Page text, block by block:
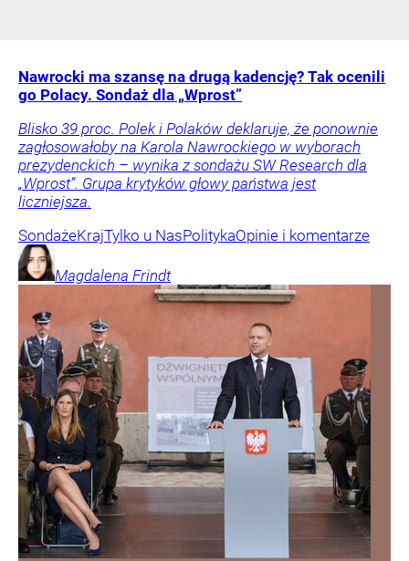
Nawrocki ma szansę na drugą kadencję? Tak ocenili
go Polacy. Sondaż dla „Wprost”
Blisko 39 proc. Polek i Polaków deklaruje, że ponownie
zagłosowałoby na Karola Nawrockiego w wyborach
prezydenckich – wynika z sondażu SW Research dla
„Wprost”. Grupa krytyków głowy państwa jest
liczniejsza.
SondażeKrajTylko u NasPolitykaOpinie i komentarze
Magdalena Frindt